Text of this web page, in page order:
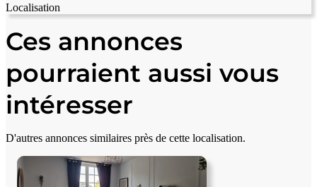
Localisation
+
−
Ces annonces
pourraient aussi vous
intéresser
D'autres annonces similaires près de cette localisation.